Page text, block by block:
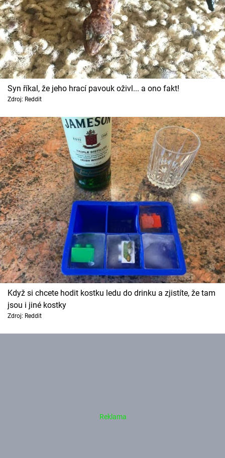
Syn říkal, že jeho hrací pavouk oživl... a ono fakt!
Zdroj: Reddit
Když si chcete hodit kostku ledu do drinku a zjistíte, že tam
jsou i jiné kostky
Zdroj: Reddit